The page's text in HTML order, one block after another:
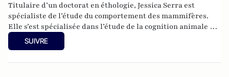
Titulaire d’un doctorat en éthologie, Jessica Serra est
spécialiste de l’étude du comportement des mammifères.
Elle s’est spécialisée dans l’étude de la cognition animale et
a travaillé en tant que chercheuse pendant plus de 15 ans.
Elle est l’auteure de plusieurs essais scientifiques dont «
SUIVRE